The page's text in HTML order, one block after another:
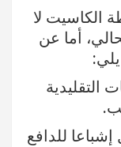
الكاسيت لا
أما عن
التقليدية
إشباعا للدافع